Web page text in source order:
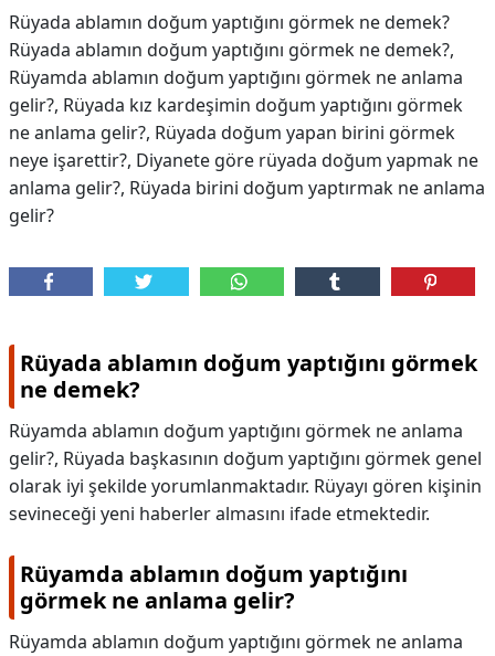
Rüyada ablamın doğum yaptığını görmek ne demek?
Rüyada ablamın doğum yaptığını görmek ne demek?,
Rüyamda ablamın doğum yaptığını görmek ne anlama
gelir?, Rüyada kız kardeşimin doğum yaptığını görmek
ne anlama gelir?, Rüyada doğum yapan birini görmek
neye işarettir?, Diyanete göre rüyada doğum yapmak ne
anlama gelir?, Rüyada birini doğum yaptırmak ne anlama
gelir?
Rüyada ablamın doğum yaptığını görmek
ne demek?
Rüyamda ablamın doğum yaptığını görmek ne anlama
gelir?, Rüyada başkasının doğum yaptığını görmek genel
olarak iyi şekilde yorumlanmaktadır. Rüyayı gören kişinin
sevineceği yeni haberler almasını ifade etmektedir.
Rüyamda ablamın doğum yaptığını
görmek ne anlama gelir?
Rüyamda ablamın doğum yaptığını görmek ne anlama